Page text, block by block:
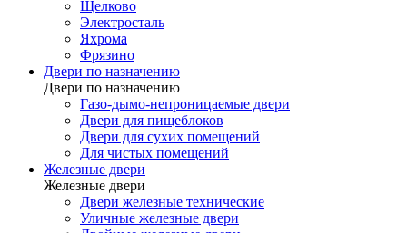
Щелково
Электросталь
Яхрома
Фрязино
Двери по назначению
Двери по назначению
Газо-дымо-непроницаемые двери
Двери для пищеблоков
Двери для сухих помещений
Для чистых помещений
Железные двери
Железные двери
Двери железные технические
Уличные железные двери